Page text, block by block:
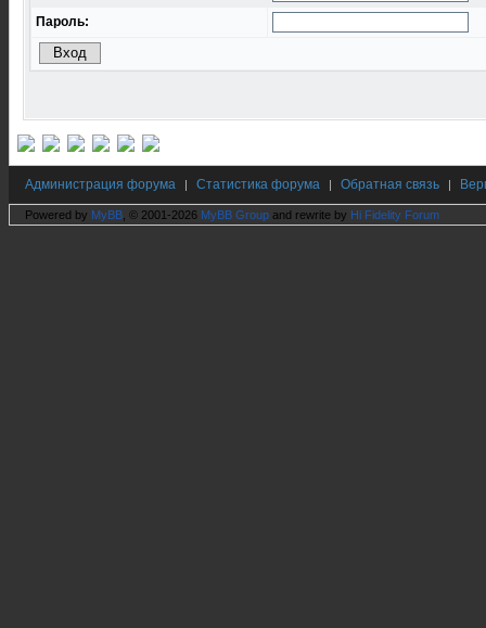
Пароль:
Администрация форума | Статистика форума | Обратная связь |
Powered by MyBB , © 2001-2026 MyBB Group and rewrite by Hi Fidelity Forum